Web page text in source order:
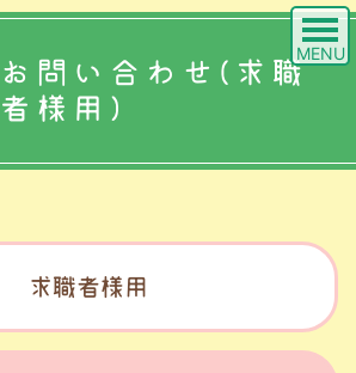
MENU
お問い合わせ(求職
者様用)
求職者様用